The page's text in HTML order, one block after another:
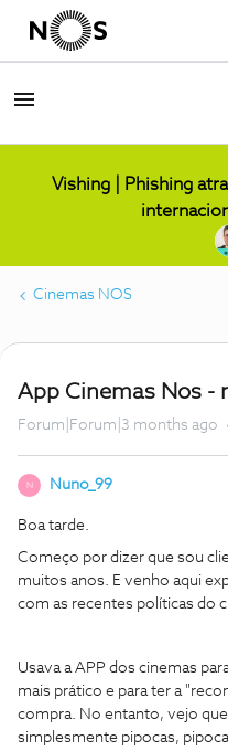
Vishing | Phishing
Cinemas NOS
App Cinemas Nos -
Forum|Forum|3 months ago
N Nuno_99
Boa tarde.
Começo por dizer que sou
muitos anos. E venho aqui
com as recentes políticas do
Usava a APP dos cinemas
mais prático e para ter a
compra. No entanto, vejo
simplesmente pipocas,